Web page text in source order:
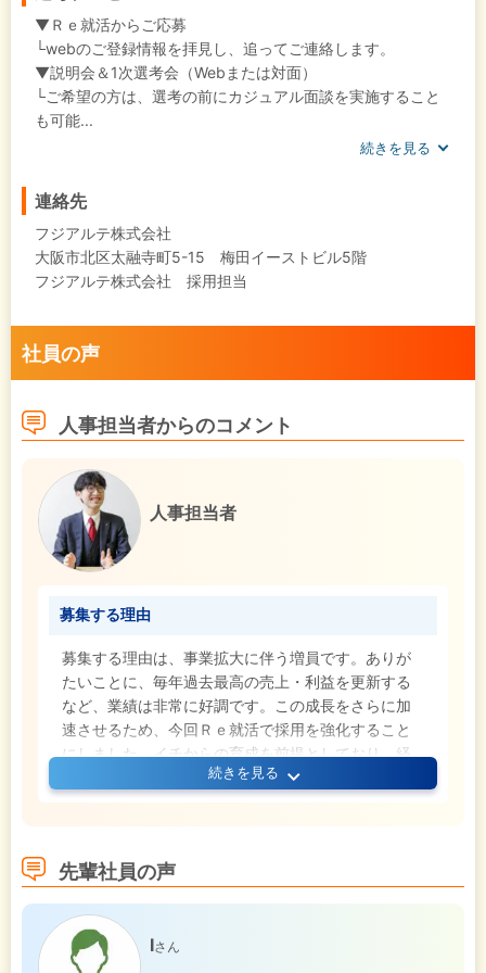
▼Ｒｅ就活からご応募
└webのご登録情報を拝見し、追ってご連絡します。
▼説明会＆1次選考会（Webまたは対面）
└ご希望の方は、選考の前にカジュアル面談を実施すること
も可能...
続きを見る
連絡先
フジアルテ株式会社
大阪市北区太融寺町5-15 梅田イーストビル5階
フジアルテ株式会社 採用担当
社員の声
人事担当者からのコメント
人事担当者
募集する理由
募集する理由は、事業拡大に伴う増員です。ありが
たいことに、毎年過去最高の売上・利益を更新する
など、業績は非常に好調です。この成長をさらに加
速させるため、今回Ｒｅ就活で採用を強化すること
にしました。イチからの育成を前提としており、経
験や知識は一切問いません。「やってみたい」とい
続きを見る
先輩社員の声
Iさん